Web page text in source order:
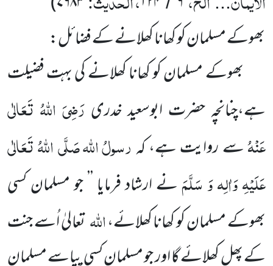
بھوکے مسلمان کو کھانا کھلانے کے فضائل:
بھوکے مسلمان کو کھانا کھلانے کی بہت فضیلت
ہے،چنانچہ حضرت ابوسعید خدری رَضِیَ اللّٰہُ تَعَالٰی
عَنْہُسے روایت ہے، کہرسولُاللّٰہصَلَّی اللّٰہُ تَعَالٰی
عَلَیْہِ وَاٰلِہ وَ سَلَّمَنے ارشاد فرمایا ’’ جو مسلمان کسی
بھوکے مسلمان کو کھانا کھلائے،اللّٰہتعالیٰ اُسے جنت
کے پھل کھلائے گا اور جو مسلمان کسی پیاسے مسلمان